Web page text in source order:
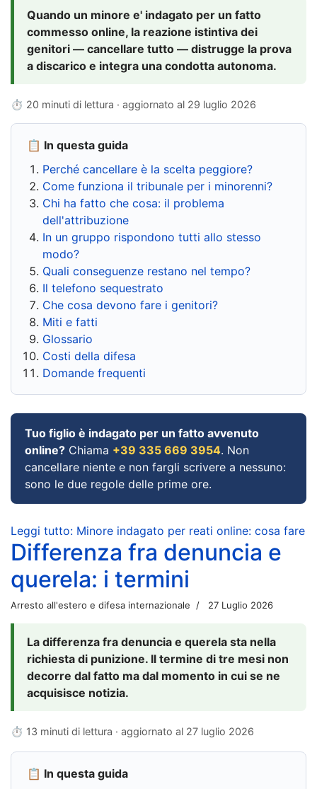
Quando un minore e' indagato per un fatto
commesso online, la reazione istintiva dei
genitori — cancellare tutto — distrugge la prova
a discarico e integra una condotta autonoma.
⏱ 20 minuti di lettura · aggiornato al 29 luglio 2026
📋 In questa guida
Perché cancellare è la scelta peggiore?
Come funziona il tribunale per i minorenni?
Chi ha fatto che cosa: il problema
dell'attribuzione
In un gruppo rispondono tutti allo stesso
modo?
Quali conseguenze restano nel tempo?
Il telefono sequestrato
Che cosa devono fare i genitori?
Miti e fatti
Glossario
Costi della difesa
Domande frequenti
Tuo figlio è indagato per un fatto avvenuto
online? Chiama +39 335 669 3954. Non
cancellare niente e non fargli scrivere a nessuno:
sono le due regole delle prime ore.
Leggi tutto: Minore indagato per reati online: cosa fare
Differenza fra denuncia e
querela: i termini
Arresto all'estero e difesa internazionale 27 Luglio 2026
La differenza fra denuncia e querela sta nella
richiesta di punizione. Il termine di tre mesi non
decorre dal fatto ma dal momento in cui se ne
acquisisce notizia.
⏱ 13 minuti di lettura · aggiornato al 27 luglio 2026
📋 In questa guida